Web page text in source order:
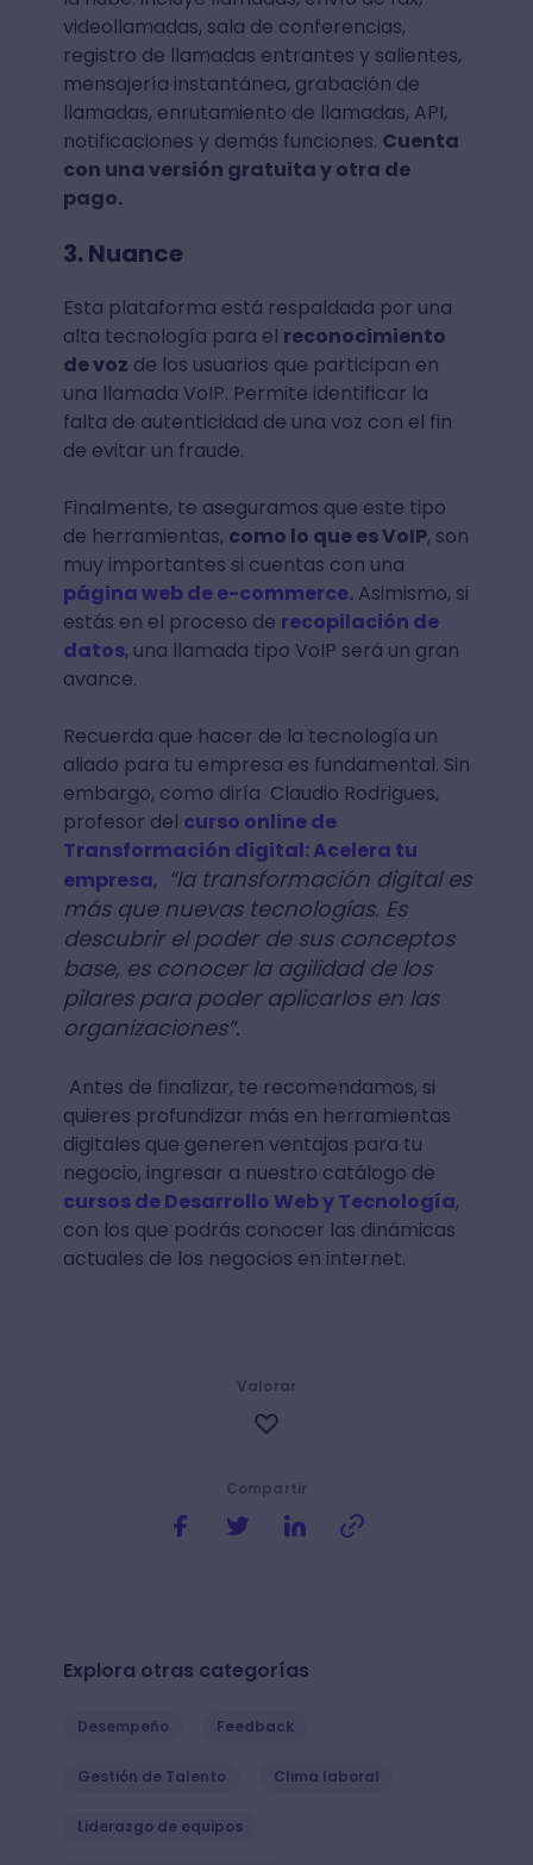
videollamadas, sala de conferencias,
registro de llamadas entrantes y salientes,
mensajería instantánea, grabación de
llamadas, enrutamiento de llamadas, API,
notificaciones y demás funciones. Cuenta
con una versión gratuita y otra de
pago.
3. Nuance
Esta plataforma está respaldada por una
alta tecnología para el reconocimiento
de voz de los usuarios que participan en
una llamada VoIP. Permite identificar la
falta de autenticidad de una voz con el fin
de evitar un fraude.
Finalmente, te aseguramos que este tipo
de herramientas, como lo que es VoIP, son
muy importantes si cuentas con una
página web de e-commerce.Asimismo, si
estás en el proceso de recopilación de
datos, una llamada tipo VoIP será un gran
avance.
Recuerda que hacer de la tecnología un
aliado para tu empresa es fundamental. Sin
embargo, como diría Claudio Rodrigues,
profesor del curso online de
Transformación digital: Acelera tu
empresa, “la transformación digital es
más que nuevas tecnologías. Es
descubrir el poder de sus conceptos
base, es conocer la agilidad de los
pilares para poder aplicarlos en las
organizaciones”.
Antes de finalizar, te recomendamos, si
quieres profundizar más en herramientas
digitales que generen ventajas para tu
negocio, ingresar a nuestro catálogo de
cursos de Desarrollo Web y Tecnología,
con los que podrás conocer las dinámicas
actuales de los negocios en internet.
Compartir
Valorar
Explora otras categorías
Desempeño Feedback
Gestión de Talento Clima laboral
Liderazgo de equipos